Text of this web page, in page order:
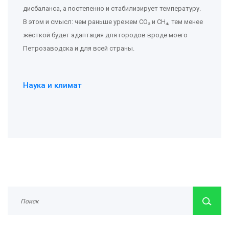
дисбаланса, а постепенно и стабилизирует температуру.
В этом и смысл: чем раньше урежем CO₂ и CH₄, тем менее
жёсткой будет адаптация для городов вроде моего
Петрозаводска и для всей страны.
Наука и климат